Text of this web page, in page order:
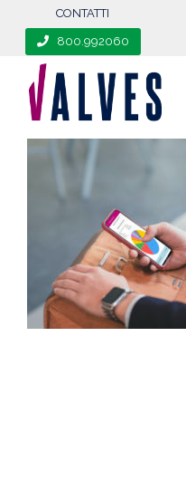
CONTATTI
800.992060